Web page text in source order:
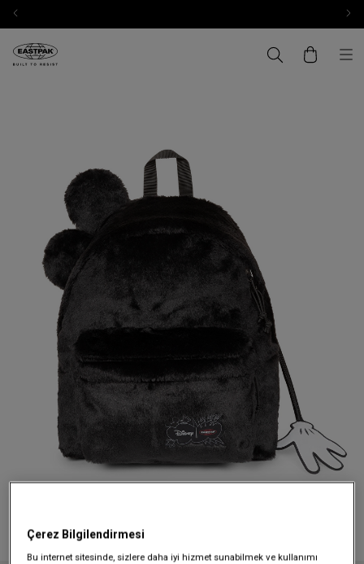
Çerez Bilgilendirmesi
Bu internet sitesinde, sizlere daha iyi hizmet sunabilmek ve kullanımı